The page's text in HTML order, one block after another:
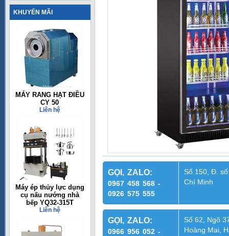
KHUYẾN MÃI
MÁY RANG HẠT ĐIỀU
CY 50
Liên hệ
Máy ép thủy lực dụng
cụ nấu nướng nhà
bếp YQ32-315T
Liên hệ
GỌI, ZALO:
0967 458 568 -
0926 575 555
Số 150, Đ.
Chí Minh
GỌI, ZALO:
0966 956 052 -
Số 62, Ngõ
Hoàng Mai,